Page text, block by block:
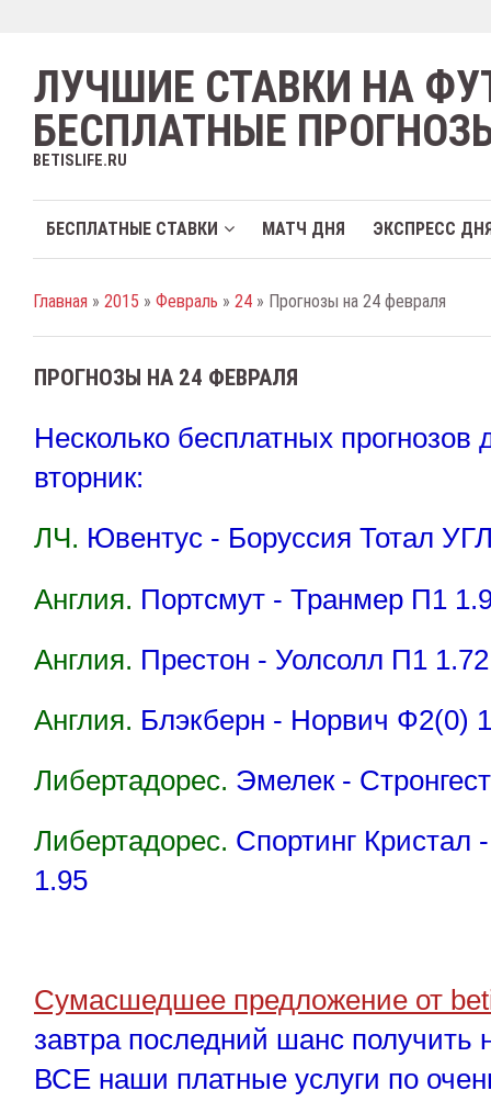
ЛУЧШИЕ СТАВКИ НА
БЕСПЛАТНЫЕ
BETISLIFE.RU
БЕСПЛАТНЫЕ СТАВКИ МАТЧ ДНЯ ЭКСПРЕСС
Главная » 2015 » Февраль » 24 » Прогнозы на 24 февраля
ПРОГНОЗЫ НА 24 ФЕВРАЛЯ
Несколько бесплатных прогнозов
вторник:
ЛЧ. Ювентус - Боруссия Тотал
Англия. Портсмут - Транмер П1
Англия. Престон - Уолсолл П1 1.72
Англия. Блэкберн - Норвич Ф2(0)
Либертадорес. Эмелек -
Либертадорес. Спортинг Кристал
1.95
Сумасшедшее предложение от
завтра последний шанс получить
ВСЕ наши платные услуги по